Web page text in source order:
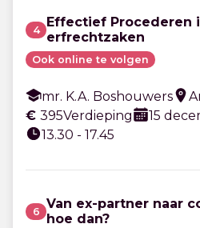
4
Effectief Procederen
erfrechtzaken
Ook online te volgen
mr. K.A. Boshouwers
€ 395Verdieping
15
13.30 - 17.45
6 Van ex-partner naar
hoe dan?